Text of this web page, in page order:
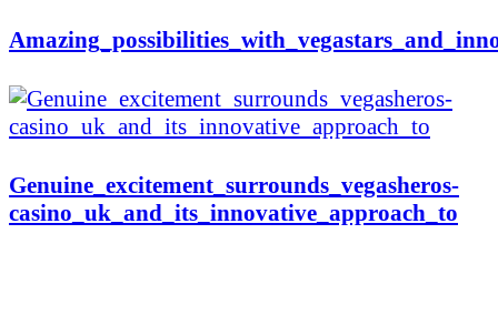
Genuine_excitement_surrounds_vegasheros-
casino_uk_and_its_innovative_approach_to